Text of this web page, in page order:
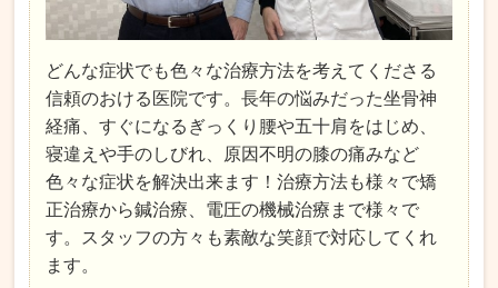
どんな症状でも色々な治療方法を考えてくださる
信頼のおける医院です。長年の悩みだった坐骨神
経痛、すぐになるぎっくり腰や五十肩をはじめ、
寝違えや手のしびれ、原因不明の膝の痛みなど
色々な症状を解決出来ます！治療方法も様々で矯
正治療から鍼治療、電圧の機械治療まで様々で
す。スタッフの方々も素敵な笑顔で対応してくれ
ます。